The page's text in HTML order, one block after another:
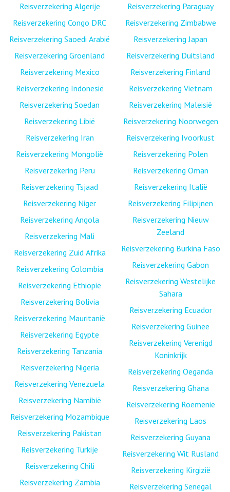
Reisverzekering Algerije
Reisverzekering Congo DRC
Reisverzekering Saoedi Arabië
Reisverzekering Groenland
Reisverzekering Mexico
Reisverzekering Indonesië
Reisverzekering Soedan
Reisverzekering Libië
Reisverzekering Iran
Reisverzekering Mongolië
Reisverzekering Peru
Reisverzekering Tsjaad
Reisverzekering Niger
Reisverzekering Angola
Reisverzekering Mali
Reisverzekering Zuid Afrika
Reisverzekering Colombia
Reisverzekering Ethiopië
Reisverzekering Bolivia
Reisverzekering Mauritanië
Reisverzekering Egypte
Reisverzekering Tanzania
Reisverzekering Nigeria
Reisverzekering Venezuela
Reisverzekering Namibië
Reisverzekering Mozambique
Reisverzekering Pakistan
Reisverzekering Turkije
Reisverzekering Chili
Reisverzekering Zambia
Reisverzekering Paraguay
Reisverzekering Zimbabwe
Reisverzekering Japan
Reisverzekering Duitsland
Reisverzekering Finland
Reisverzekering Vietnam
Reisverzekering Maleisië
Reisverzekering Noorwegen
Reisverzekering Ivoorkust
Reisverzekering Polen
Reisverzekering Oman
Reisverzekering Italië
Reisverzekering Filipijnen
Reisverzekering Nieuw
Zeeland
Reisverzekering Burkina Faso
Reisverzekering Gabon
Reisverzekering Westelijke
Sahara
Reisverzekering Ecuador
Reisverzekering Guinee
Reisverzekering Verenigd
Koninkrijk
Reisverzekering Oeganda
Reisverzekering Ghana
Reisverzekering Roemenië
Reisverzekering Laos
Reisverzekering Guyana
Reisverzekering Wit Rusland
Reisverzekering Kirgizië
Reisverzekering Senegal